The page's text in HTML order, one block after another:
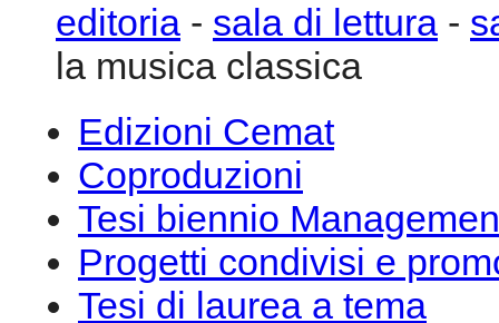
editoria - sala di lettura -
la musica classica
Edizioni Cemat
Coproduzioni
Tesi biennio
Progetti condivisi e
Tesi di laurea a tema